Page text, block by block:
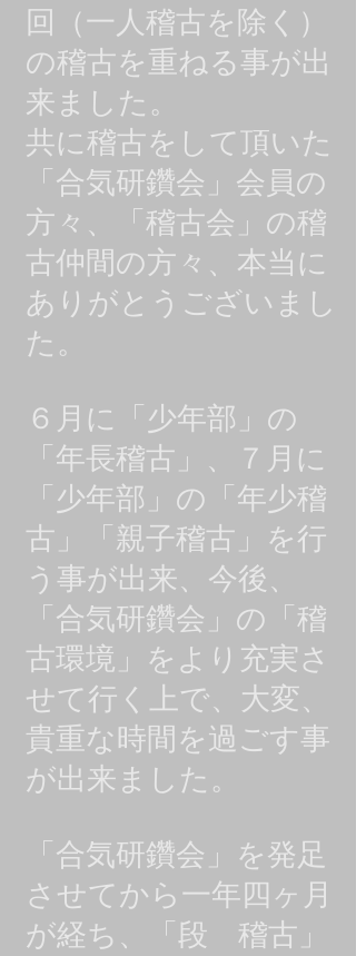
回（一人稽古を除く）
の稽古を重ねる事が出
来ました。
共に稽古をして頂いた
「合気研鑽会」会員の
方々、「稽古会」の稽
古仲間の方々、本当に
ありがとうございまし
た。
６月に「少年部」の
「年長稽古」、７月に
「少年部」の「年少稽
古」「親子稽古」を行
う事が出来、今後、
「合気研鑽会」の「稽
古環境」をより充実さ
せて行く上で、大変、
貴重な時間を過ごす事
が出来ました。
「合気研鑽会」を発足
させてから一年四ヶ月
が経ち、「段 稽古」